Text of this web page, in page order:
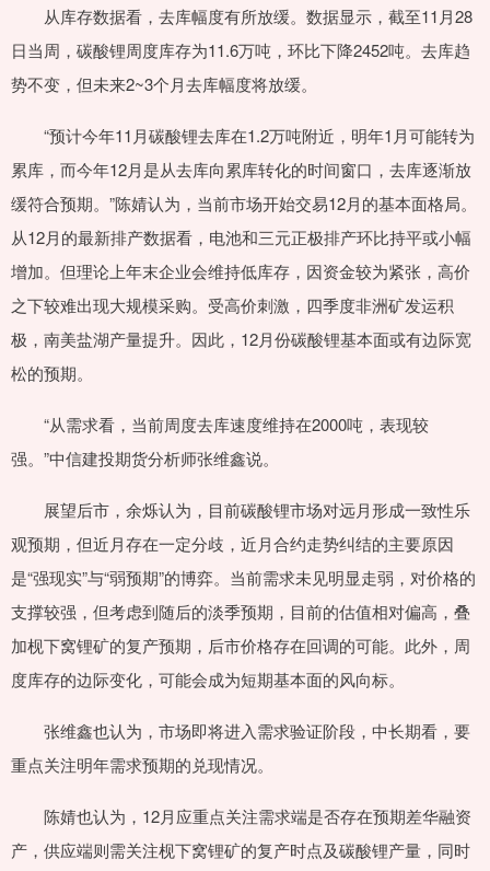
从库存数据看，去库幅度有所放缓。数据显示，截至11月28
日当周，碳酸锂周度库存为11.6万吨，环比下降2452吨。去库趋
势不变，但未来2~3个月去库幅度将放缓。
“预计今年11月碳酸锂去库在1.2万吨附近，明年1月可能转为
累库，而今年12月是从去库向累库转化的时间窗口，去库逐渐放
缓符合预期。”陈婧认为，当前市场开始交易12月的基本面格局。
从12月的最新排产数据看，电池和三元正极排产环比持平或小幅
增加。但理论上年末企业会维持低库存，因资金较为紧张，高价
之下较难出现大规模采购。受高价刺激，四季度非洲矿发运积
极，南美盐湖产量提升。因此，12月份碳酸锂基本面或有边际宽
松的预期。
“从需求看，当前周度去库速度维持在2000吨，表现较
强。”中信建投期货分析师张维鑫说。
展望后市，余烁认为，目前碳酸锂市场对远月形成一致性乐
观预期，但近月存在一定分歧，近月合约走势纠结的主要原因
是“强现实”与“弱预期”的博弈。当前需求未见明显走弱，对价格的
支撑较强，但考虑到随后的淡季预期，目前的估值相对偏高，叠
加枧下窝锂矿的复产预期，后市价格存在回调的可能。此外，周
度库存的边际变化，可能会成为短期基本面的风向标。
张维鑫也认为，市场即将进入需求验证阶段，中长期看，要
重点关注明年需求预期的兑现情况。
陈婧也认为，12月应重点关注需求端是否存在预期差华融资
产，供应端则需关注枧下窝锂矿的复产时点及碳酸锂产量，同时